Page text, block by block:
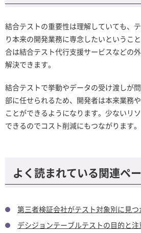
結合テストの重要性は理解していても、
り本来の開発業務に専念したいというこ
合は結合テスト代行支援サービスなどの
解決できます。
結合テストで挙動やデータの受け渡しが
部に任せられるため、開発者は本来業務
ことができるようになります。少ないリ
できるのでコスト削減にもつながります。
よく読まれている関連ペ
第三者検証会社がテスト対象別に見
デシジョンテーブルテストの目的と注